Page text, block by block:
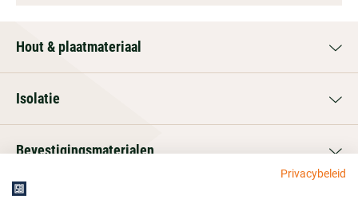
Hout & plaatmateriaal
Isolatie
Bevestigingsmaterialen
Privacybeleid